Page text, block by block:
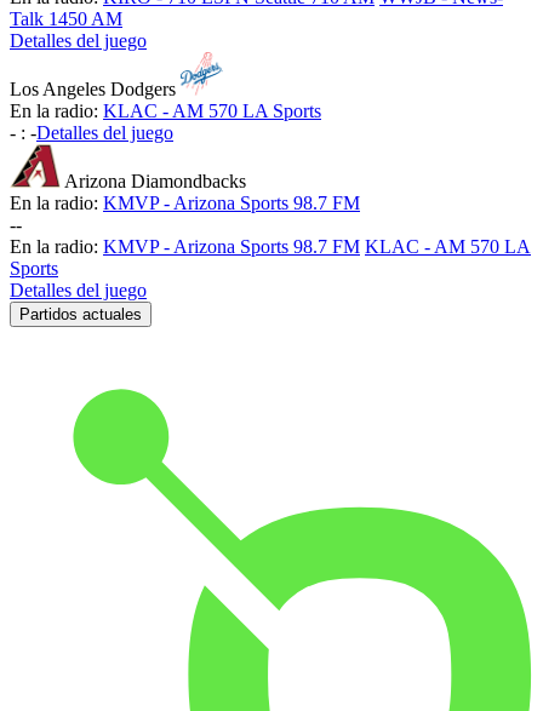
Talk 1450 AM
Detalles del juego
Los Angeles Dodgers
En la radio: KLAC - AM 570 LA Sports
- : -Detalles del juego
Arizona Diamondbacks
En la radio: KMVP - Arizona Sports 98.7 FM
--
En la radio: KMVP - Arizona Sports 98.7 FM KLAC - AM 570 LA
Sports
Detalles del juego
Partidos actuales